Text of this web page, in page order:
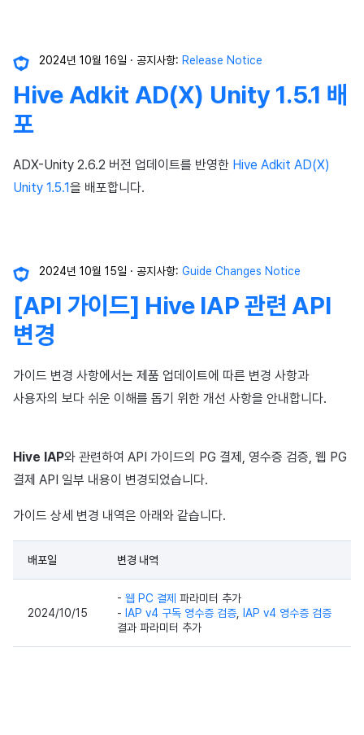
2024년 10월 16일 공지사항: Release Notice
Hive Adkit AD(X) Unity 1.5.1 배
포
ADX-Unity 2.6.2 버전 업데이트를 반영한 Hive Adkit AD(X)
Unity 1.5.1을 배포합니다.
2024년 10월 15일 공지사항: Guide Changes Notice
[API 가이드] Hive IAP 관련 API
변경
가이드 변경 사항에서는 제품 업데이트에 따른 변경 사항과
사용자의 보다 쉬운 이해를 돕기 위한 개선 사항을 안내합니다.
Hive IAP와 관련하여 API 가이드의 PG 결제, 영수증 검증, 웹 PG
결제 API 일부 내용이 변경되었습니다.
가이드 상세 변경 내역은 아래와 같습니다.
배포일 변경 내역
2024/10/15
- 웹 PC 결제 파라미터 추가
- IAP v4 구독 영수증 검증
IAP v4 영수증 검증
결과 파라미터 추가